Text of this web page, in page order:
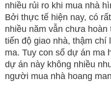
nhiều rủi ro khi mua nhà
Bởi thực tế hiện nay, có
nhiều năm vẫn chưa hoàn
tiến độ giao nhà, thậm chí
ma. Tuy con số dự án ma
dự án này không nhiều
người mua nhà hoang